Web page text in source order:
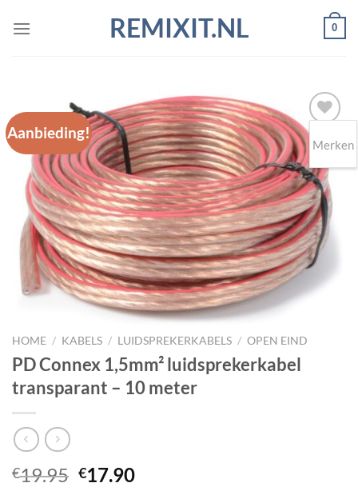
naar
REMIXIT.NL 0
Aanbieding!
Toevoegen
aan
wenslijst
HOME / KABELS / LUIDSPREKERKABELS / OPEN EIND
PD Connex 1,5mm² luidsprekerkabel
transparant – 10 meter
€19.95 Oorspronkelijke
€17.90Huidige
Merken